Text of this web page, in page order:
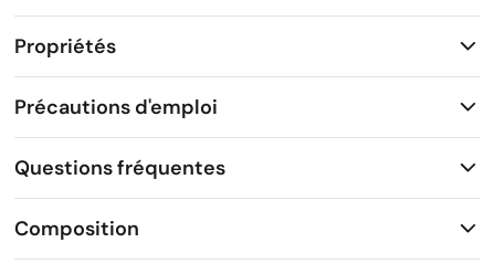
Propriétés
Précautions d'emploi
Questions fréquentes
Composition